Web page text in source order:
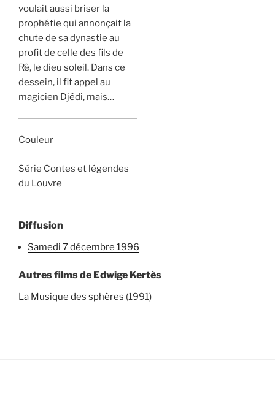
voulait aussi briser la
prophétie qui annonçait la
chute de sa dynastie au
profit de celle des fils de
Rê, le dieu soleil. Dans ce
dessein, il fit appel au
magicien Djédi, mais…
Couleur
Série Contes et légendes
du Louvre
Diffusion
samedi 7 décembre 1996
Autres films de Edwige Kertès
La Musique des sphères (1991)